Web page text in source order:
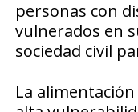
personas con
vulnerados en
sociedad civil
La